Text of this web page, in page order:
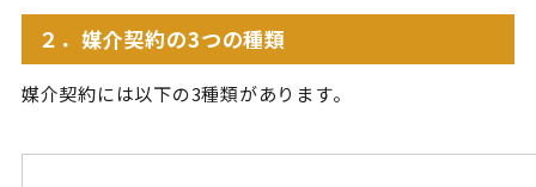
２．媒介契約の3つの種類
媒介契約には以下の3種類があります。